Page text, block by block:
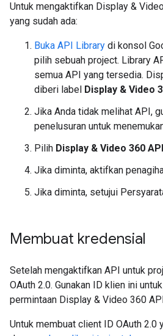
Untuk mengaktifkan Display &
yang sudah ada:
Buka API Library di konsol
pilih sebuah project. Library
semua API yang tersedia.
diberi label Display & Video
Jika Anda tidak melihat API,
penelusuran untuk
Pilih Display & Video 360 API
Jika diminta, aktifkan
Jika diminta, setujui
Membuat kredensial
Setelah mengaktifkan API untuk
OAuth 2.0. Gunakan ID klien ini
permintaan Display & Video 360
Untuk membuat client ID OAuth 2.0